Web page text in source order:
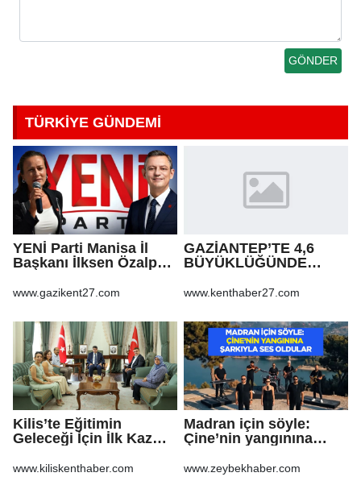
TÜRKİYE GÜNDEMİ
YENİ Parti Manisa İl
Başkanı İlksen Özalper
www.gazikent27.com
GAZİANTEP’TE 4,6
BÜYÜKLÜĞÜNDE
www.kenthaber27.com
Kilis’te Eğitimin
Geleceği İçin İlk Kazma
www.kiliskenthaber.com
Madran için söyle:
Çine’nin yangınına
www.zeybekhaber.com